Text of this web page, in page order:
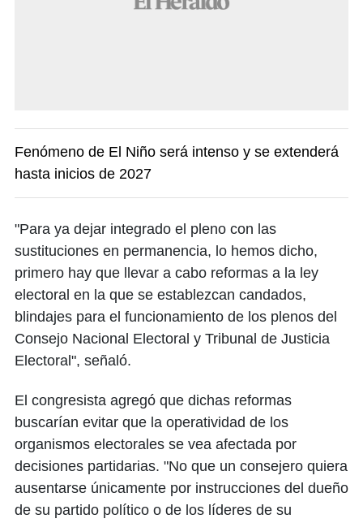
Fenómeno de El Niño será intenso y se extenderá
hasta inicios de 2027
"Para ya dejar integrado el pleno con las
sustituciones en permanencia, lo hemos dicho,
primero hay que llevar a cabo reformas a la ley
electoral en la que se establezcan candados,
blindajes para el funcionamiento de los plenos del
Consejo Nacional Electoral y Tribunal de Justicia
Electoral", señaló.
El congresista agregó que dichas reformas
buscarían evitar que la operatividad de los
organismos electorales se vea afectada por
decisiones partidarias. "No que un consejero quiera
ausentarse únicamente por instrucciones del dueño
de su partido político o de los líderes de su